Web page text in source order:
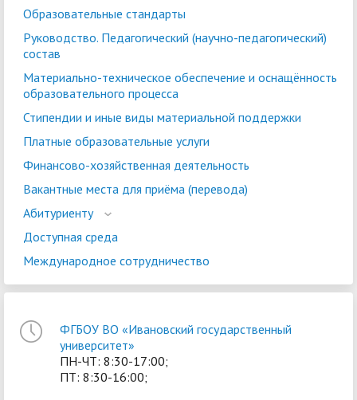
Образовательные стандарты
Руководство. Педагогический (научно-педагогический)
состав
Материально-техническое обеспечение и оснащённость
образовательного процесса
Стипендии и иные виды материальной поддержки
Платные образовательные услуги
Финансово-хозяйственная деятельность
Вакантные места для приёма (перевода)
Абитуриенту
Доступная среда
Международное сотрудничество
ФГБОУ ВО «Ивановский государственный
университет»
ПН-ЧТ: 8:30-17:00;
ПТ: 8:30-16:00;